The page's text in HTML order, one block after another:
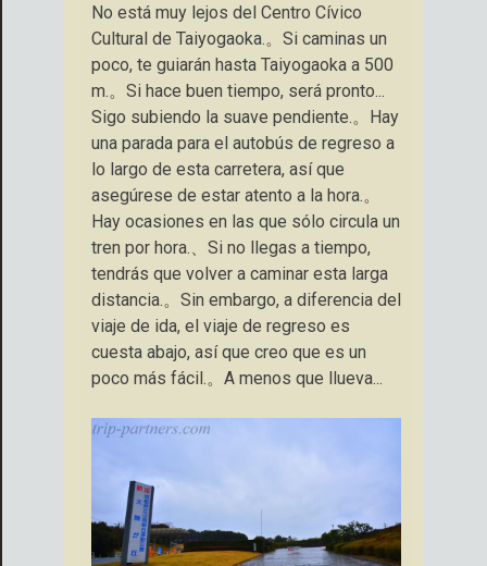
No está muy lejos del Centro Cívico
Cultural de Taiyogaoka.。Si caminas un
poco, te guiarán hasta Taiyogaoka a 500
m.。Si hace buen tiempo, será pronto...
Sigo subiendo la suave pendiente.。Hay
una parada para el autobús de regreso a
lo largo de esta carretera, así que
asegúrese de estar atento a la hora.。
Hay ocasiones en las que sólo circula un
tren por hora.、Si no llegas a tiempo,
tendrás que volver a caminar esta larga
distancia.。Sin embargo, a diferencia del
viaje de ida, el viaje de regreso es
cuesta abajo, así que creo que es un
poco más fácil.。A menos que llueva...